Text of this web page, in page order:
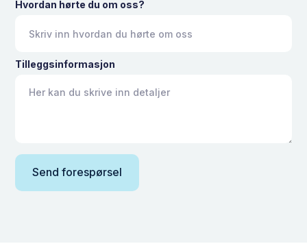
Hvordan hørte du om oss?
Tilleggsinformasjon